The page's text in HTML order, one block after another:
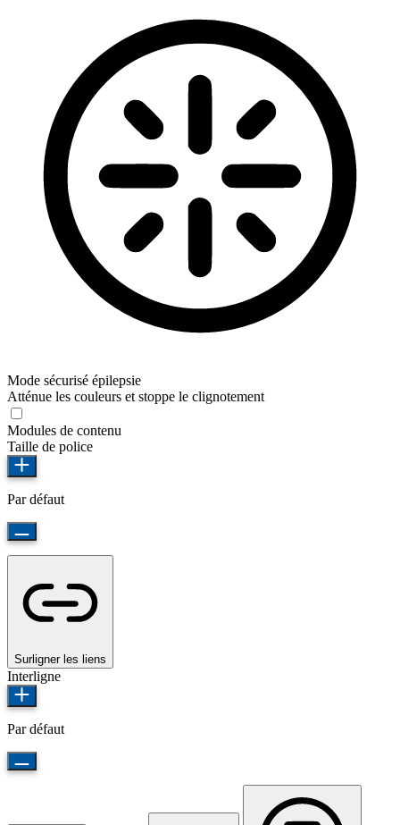
Mode sécurisé épilepsie
Atténue les couleurs et stoppe le clignotement
Modules de contenu
Taille de police
Par défaut
Surligner les liens
Interligne
Par défaut